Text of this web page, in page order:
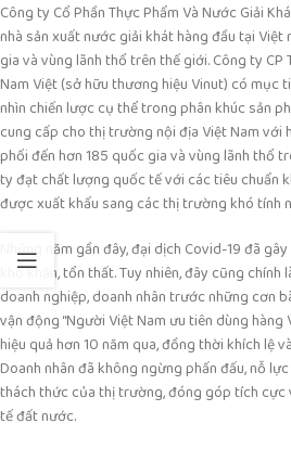
Công ty Cổ Phần Thực Phẩm Và Nước Giải
nhà sản xuất nước giải khát hàng đầu tại Việt
gia và vùng lãnh thổ trên thế giới. Công ty
Nam Việt (sở hữu thương hiệu Vinut) có mục
nhìn chiến lược cụ thể trong phân khúc sản
cung cấp cho thị trường nội địa Việt Nam với
phối đến hơn 185 quốc gia và vùng lãnh thổ
ty đạt chất lượng quốc tế với các tiêu chuẩn
được xuất khẩu sang các thị trường khó tính
Những năm gần đây, đại dịch Covid-19 đã
khó khăn, tổn thất. Tuy nhiên, đây cũng
doanh nghiệp, doanh nhân trước những cơn
vận động “Người Việt Nam ưu tiên dùng
hiệu quả hơn 10 năm qua, đồng thời khích lệ
Doanh nhân đã không ngừng phấn đấu, nỗ
thách thức của thị trường, đóng góp tích cực
tế đất nước.